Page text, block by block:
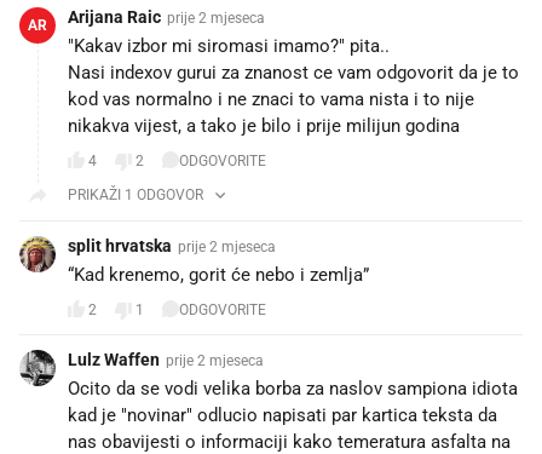
AR Arijana Raic prije 2 mjeseca
"Kakav izbor mi siromasi imamo?" pita..
Nasi indexov gurui za znanost ce vam odgovorit da je to
kod vas normalno i ne znaci to vama nista i to nije
nikakva vijest, a tako je bilo i prije milijun godina
4 2
ODGOVORITE
PRIKAŽI 1 ODGOVOR
split hrvatska prije 2 mjeseca
“Kad krenemo, gorit će nebo i zemlja”
2 1 ODGOVORITE
Lulz Waffen prije 2 mjeseca
Ocito da se vodi velika borba za naslov sampiona idiota
kad je "novinar" odlucio napisati par kartica teksta da
nas obavijesti o informaciji kako temeratura asfalta na